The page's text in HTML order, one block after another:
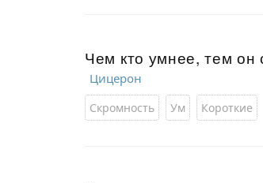
Чем кто умнее, тем он
Цицерон
Скромность Ум Короткие